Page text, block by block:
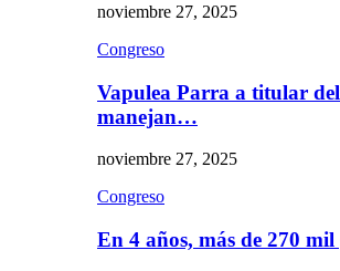
noviembre 27, 2025
Congreso
Vapulea Parra a titular
manejan…
noviembre 27, 2025
Congreso
En 4 años, más de 270